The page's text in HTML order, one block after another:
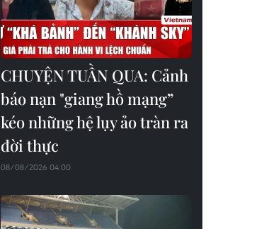
CHUYỆN TUẦN QUA: Cảnh
báo nạn "giang hồ mạng”
kéo những hệ lụy ảo tràn ra
đời thực
08/08/2026 04:00